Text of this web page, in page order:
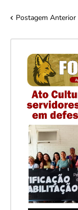
Postagem Anterior